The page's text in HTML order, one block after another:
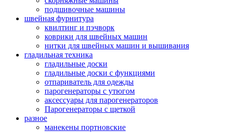
подшивочные машины
швейная фурнитура
квилтинг и пэчворк
коврики для швейных машин
нитки для швейных машин и вышивания
гладильная техника
гладильные доски
гладильные доски с функциями
отпариватель для одежды
парогенераторы с утюгом
аксессуары для парогенераторов
Парогенераторы с щеткой
разное
манекены портновские